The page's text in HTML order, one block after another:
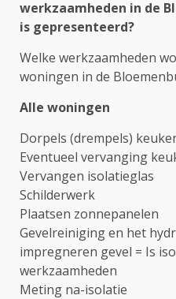
werkzaamheden in de
is gepresenteerd?
Welke werkzaamheden
woningen in de
Alle woningen
Dorpels (drempels)
Eventueel vervanging
Vervangen isolatieglas
Schilderwerk
Plaatsen zonnepanelen
Gevelreiniging en het
impregneren gevel = Is
werkzaamheden
Meting na-isolatie